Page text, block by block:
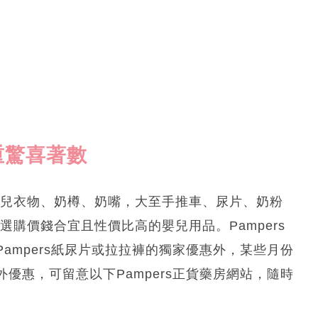
喜著數
衣物、奶樽、奶嘴，大至手推車、尿片、奶粉
購價錢合宜且性價比高的嬰兒用品。Pampers
紙尿片或拉拉褲的獨家優惠外，某些月份
惠，可留意以下Pampers正貨藥房網站，隨時